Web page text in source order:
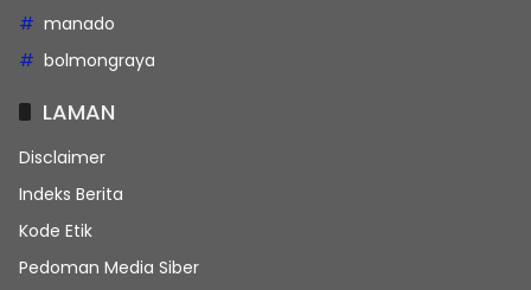
manado
bolmongraya
LAMAN
Disclaimer
Indeks Berita
Kode Etik
Pedoman Media Siber